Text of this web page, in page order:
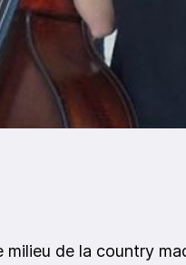
de la country